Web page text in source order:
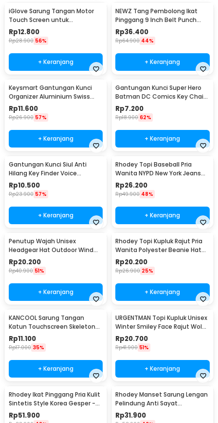
iGlove Sarung Tangan Motor
Touch Screen untuk
Smartphone dan Tablet - XT08
Rp12.800
Rp28.900 56%
+ Keranjang
NEWZ Tang Pembolong Ikat
Pinggang 9 Inch Belt Punch
Plier - CA-40
Rp36.400
Rp64.900 44%
+ Keranjang
Keysmart Gantungan Kunci
Organizer Aluminium Swiss
Army Style Size L
Rp11.600
Rp26.900 57%
+ Keranjang
Gantungan Kunci Super Hero
Batman DC Comics Key Chain
Stainless Steel - GB6675
Rp7.200
Rp18.900 62%
+ Keranjang
Gantungan Kunci Siul Anti
Hilang Key Finder Voice
Induction LED - YY-315
Rp10.500
Rp23.900 57%
+ Keranjang
Rhodey Topi Baseball Pria
Wanita NYPD New York Jeans
Polyester Cap - S8R
Rp26.200
Rp49.900 48%
+ Keranjang
Penutup Wajah Unisex
Headgear Hat Outdoor Wind
Mask Balaclava - P01
Rp20.200
Rp40.900 51%
+ Keranjang
Rhodey Topi Kupluk Rajut Pria
Wanita Polyester Beanie Hat
Winter - EC002
Rp20.200
Rp26.900 25%
+ Keranjang
KANCOOL Sarung Tangan
Katun Touchscreen Skeleton
All Size Unisex - YN1168
Rp11.100
Rp17.000 35%
+ Keranjang
URGENTMAN Topi Kupluk Unisex
Winter Smiley Face Rajut Wol
Beanie Hat - NM-DS01
Rp20.700
Rp41.900 51%
+ Keranjang
Rhodey Ikat Pinggang Pria Kulit
Sintetis Style Korea Gesper -
B1033
Rp51.900
Rhodey Manset Sarung Lengan
Pelindung Anti Sayat
Polyethylene Fiber - SYLC-
HB001
Rp31.900